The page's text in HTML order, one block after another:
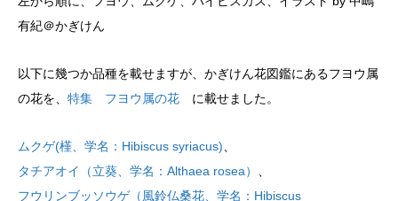
有紀＠かぎけん
以下に幾つか品種を載せますが、かぎけん花図鑑にあるフヨウ属
の花を、 特集 フヨウ属の花 に載せました。
ムクゲ(槿、学名：Hibiscus syriacus)
タチアオイ（立葵、学名：Althaea rosea）
フウリンブッソウゲ（風鈴仏桑花、学名：Hibiscus